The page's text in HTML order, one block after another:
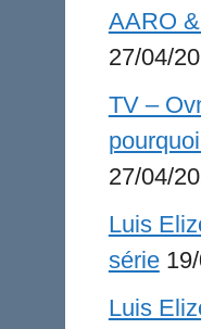
AARO
27/04/
TV –
27/04/
Luis
série
Luis